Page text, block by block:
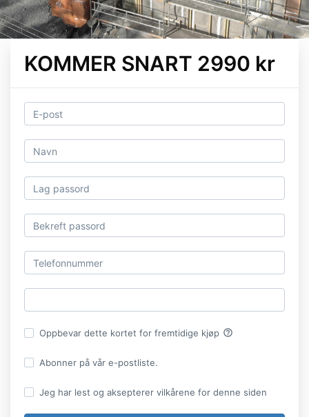
KOMMER SNART 2990 kr
Oppbevar dette kortet for fremtidige kjøp help_outline
Abonner på vår e-postliste.
Jeg har lest og aksepterer vilkårene for denne siden